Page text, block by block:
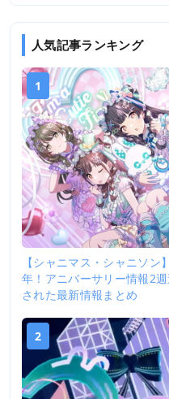
人気記事ランキング
1
【シャニマス・シャニソ
年！アニバーサリー情報2
された最新情報まとめ
2